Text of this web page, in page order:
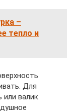
–
тепло и
Для
валик.